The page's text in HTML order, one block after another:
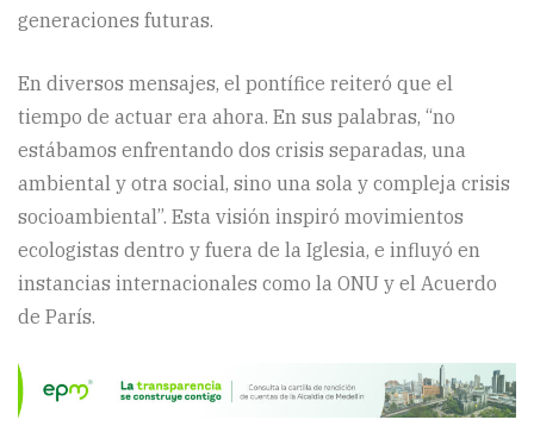
generaciones futuras.
En diversos mensajes, el pontífice reiteró que el
tiempo de actuar era ahora. En sus palabras, “no
estábamos enfrentando dos crisis separadas, una
ambiental y otra social, sino una sola y compleja crisis
socioambiental”. Esta visión inspiró movimientos
ecologistas dentro y fuera de la Iglesia, e influyó en
instancias internacionales como la ONU y el Acuerdo
de París.